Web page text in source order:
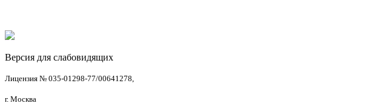
Версия для слабовидящих
Лицензия № 035-01298-77/00641278,
г. Москва